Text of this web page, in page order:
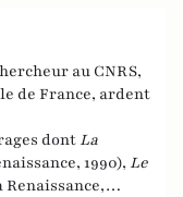
au CNRS,
de France, ardent
dont La
1990), Le
Renaissance,